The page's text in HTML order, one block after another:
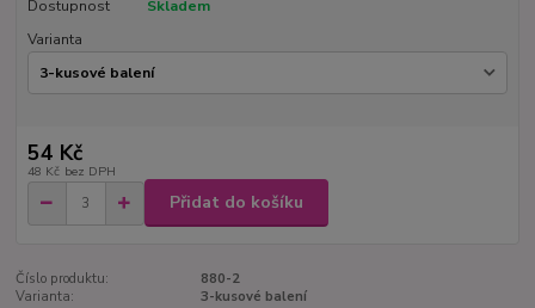
Dostupnost
Skladem
Varianta
54 Kč
48 Kč bez DPH
Přidat do košíku
Číslo produktu:
880-2
Varianta:
3-kusové balení